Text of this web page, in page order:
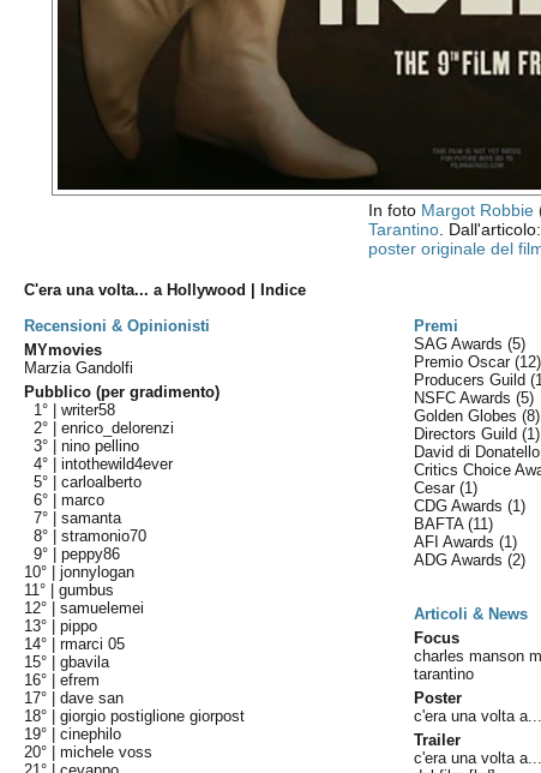
In foto Margot Robbie
Tarantino. Dall'articolo:
poster originale del
C'era una volta... a Hollywood | Indice
Recensioni & Opinionisti
Premi
MYmovies
Marzia Gandolfi
Pubblico (per gradimento)
1° |writer58
2° |enrico_delorenzi
3° |nino pellino
4° |intothewild4ever
5° |carloalberto
6° |marco
7° |samanta
8° |stramonio70
9° |peppy86
10° |jonnylogan
11° |gumbus
12° |samuelemei
13° |pippo
14° |rmarci 05
15° |gbavila
16° |efrem
17° |dave san
18° |giorgio postiglione giorpost
19° |cinephilo
20° |michele voss
SAG Awards(5)
Premio Oscar(12)
Producers Guild
NSFC Awards(5)
Golden Globes(8)
Directors Guild(1)
David di
Critics Choice
Cesar(1)
CDG Awards(1)
BAFTA(11)
AFI Awards(1)
ADG Awards(2)
Articoli & News
Focus
charles manson
tarantino
Poster
c'era una volta
Trailer
c'era una volta